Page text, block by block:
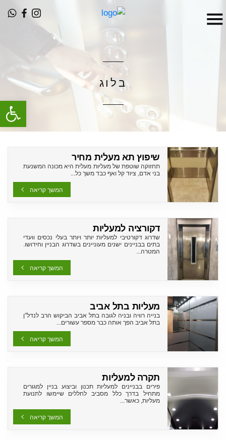
בלוג
שיפוץ תא מעלית מחיר
תחזוקה שוטפת של מעליות מעלית היא מכונה המשנעת
בני אדם, ציוד קל ואף כבד משך כל...
המשך קריאה
דקורציה למעליות
שדרוג דקורטיבי למעליות יותר ויותר בעלי נכסים וועדי
בתים בבניינים ישנים מעוניינים בשדרוג הבניין וחידושו.
המטרה...
המשך קריאה
מעליות בתל אביב
בנייה רוויה ובניה לגובה בתל אביב הביקוש הרב לנדל”ן
בתל אביב הפך אותה כבר מספר עשורים...
המשך קריאה
תקרה למעליות
פירים בבניינים למעליות תכנון וביצוע בניין למגורים
מתחיל בדרך כלל מסביב לחללים שיימשו לתנועת
מעליות, כאשר...
המשך קריאה